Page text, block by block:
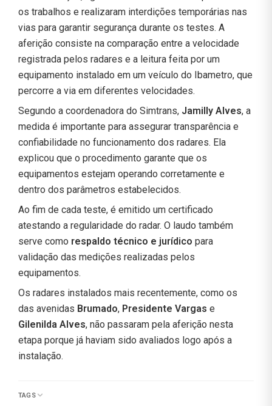
os trabalhos e realizaram interdições temporárias nas
vias para garantir segurança durante os testes. A
aferição consiste na comparação entre a velocidade
registrada pelos radares e a leitura feita por um
equipamento instalado em um veículo do Ibametro, que
percorre a via em diferentes velocidades.
Segundo a coordenadora do Simtrans, Jamilly Alves, a
medida é importante para assegurar transparência e
confiabilidade no funcionamento dos radares. Ela
explicou que o procedimento garante que os
equipamentos estejam operando corretamente e
dentro dos parâmetros estabelecidos.
Ao fim de cada teste, é emitido um certificado
atestando a regularidade do radar. O laudo também
serve como respaldo técnico e jurídico para
validação das medições realizadas pelos
equipamentos.
Os radares instalados mais recentemente, como os
das avenidas Brumado, Presidente Vargas e
Gilenilda Alves, não passaram pela aferição nesta
etapa porque já haviam sido avaliados logo após a
instalação.
TAGS